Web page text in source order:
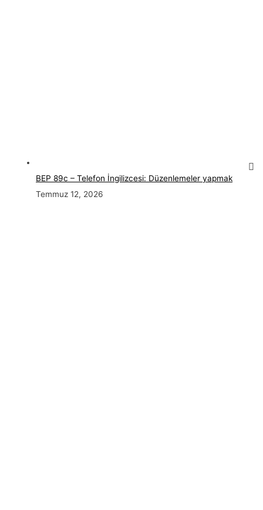
BEP 89c – Telefon İngilizcesi: Düzenlemeler yapmak
Temmuz 12, 2026